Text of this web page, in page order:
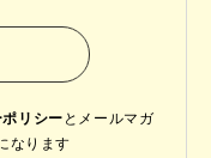
リシー と メールマガ
なります